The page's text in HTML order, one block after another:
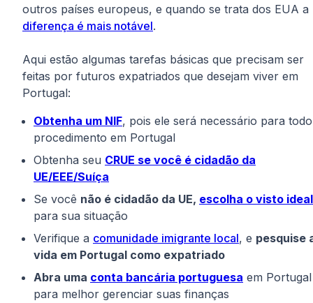
outros países europeus, e quando se trata dos EUA a
diferença é mais notável.
Aqui estão algumas tarefas básicas que precisam ser
feitas por futuros expatriados que desejam viver em
Portugal:
Obtenha um NIF, pois ele será necessário para todo
procedimento em Portugal
Obtenha seu CRUE se você é cidadão da
UE/EEE/Suíça
Se você não é cidadão da UE, escolha o visto ideal
para sua situação
Verifique a comunidade imigrante local, e pesquise
vida em Portugal como expatriado
Abra uma conta bancária portuguesa em Portugal
para melhor gerenciar suas finanças